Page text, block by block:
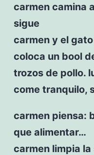
carmen camina
sigue
carmen y el
coloca un bool
trozos de pollo.
come tranquilo,
carmen piensa:
que alimentar…
carmen limpia la